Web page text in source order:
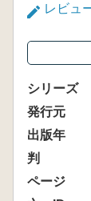
レビュ
シリーズ
発行元
出版年
判
ページ